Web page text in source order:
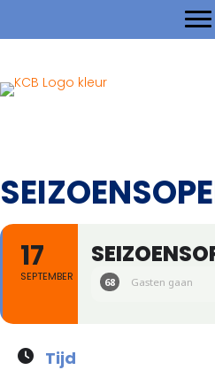
17
SEPTEMBER 68 Gasten gaan
Tijd